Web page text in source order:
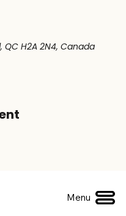
QC H2A 2N4, Canada
Menu